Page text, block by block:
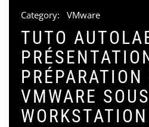
Category: VMware
TUTO
PRÉPARATION
VMWARE SOUS
WORKSTATION